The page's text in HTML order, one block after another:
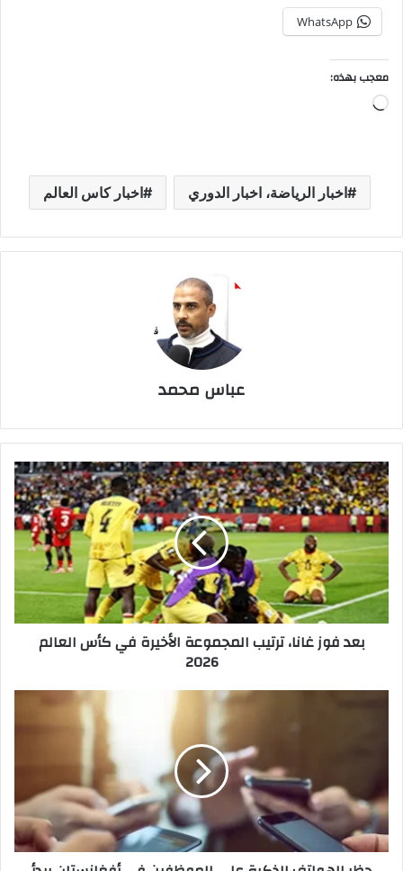
WhatsApp
معجب بهذه:
جاري
اخبار الرياضة، اخبار الدوري اخبار كاس العالم
عباس محمد
بعد
فوز
غانا،
ترتيب
المجموعة
الأخيرة
في
كأس
العالم
2026بعد فوز غانا، ترتيب المجموعة الأخيرة في كأس العالم
2026
في
أفغانستان
يبدأ
تنفيذ